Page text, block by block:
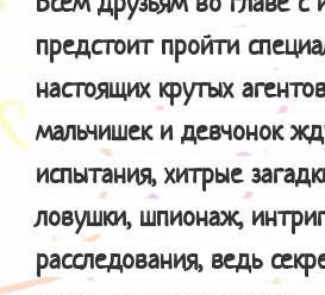
предстоит пройти
настоящих крутых
мальчишек и девчонок
испытания, хитрые
ловушки, шпионаж,
расследования, ведь